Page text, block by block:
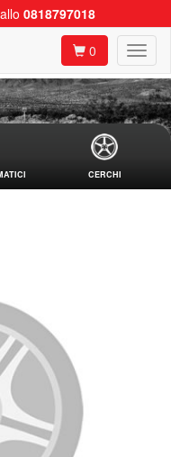
0818797018
0
CERCHI